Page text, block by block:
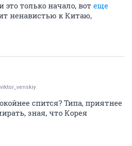
только начало, вот еще
ненавистью к Китаю,
viktor_venskiy
спится? Типа, приятнее
зная, что Корея